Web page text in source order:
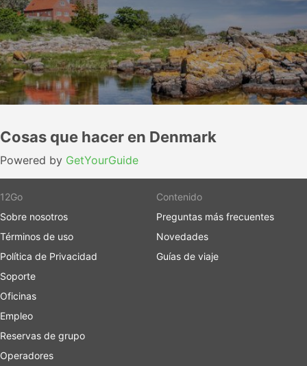
Cosas que hacer en Denmark
Powered by GetYourGuide
12Go
Sobre nosotros
Términos de uso
Política de Privacidad
Soporte
Oficinas
Empleo
Reservas de grupo
Operadores
Contenido
Preguntas más frecuentes
Novedades
Guías de viaje